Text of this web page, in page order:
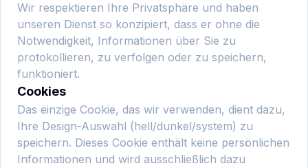
Wir respektieren Ihre Privatsphäre und haben
unseren Dienst so konzipiert, dass er ohne die
Notwendigkeit, Informationen über Sie zu
protokollieren, zu verfolgen oder zu speichern,
funktioniert.
Cookies
Das einzige Cookie, das wir verwenden, dient dazu,
Ihre Design-Auswahl (hell/dunkel/system) zu
speichern. Dieses Cookie enthält keine persönlichen
Informationen und wird ausschließlich dazu